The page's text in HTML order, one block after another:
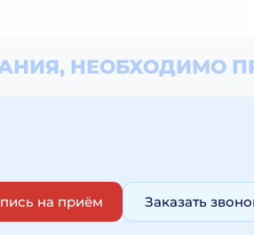
НЕОБХОДИМО
на приём Заказать